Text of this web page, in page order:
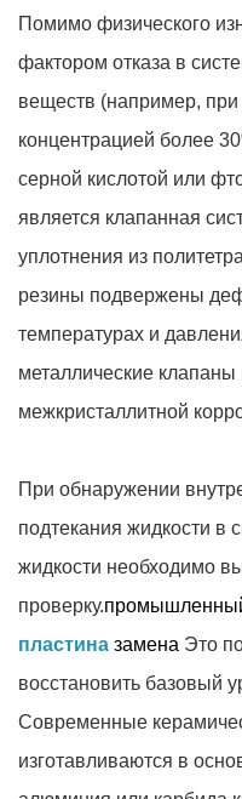
Помимо физического
фактором отказа в
веществ (например, при
концентрацией более
серной кислотой или
является клапанная
уплотнения из
резины подвержены
температурах и
металлические
межкристаллитной
При обнаружении
подтекания жидкости в
жидкости необходимо
проверку.
пластина замена Это
восстановить базовый
Современные
изготавливаются в